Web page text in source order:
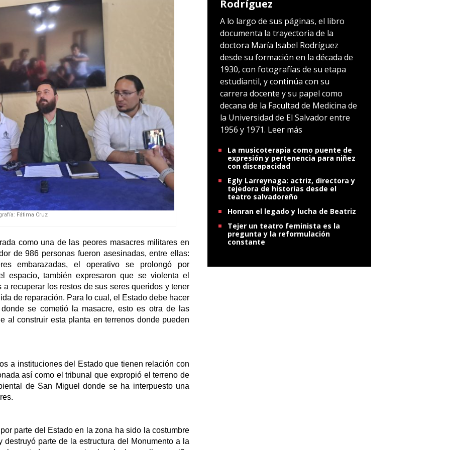
Fátima Cruz
como una de las peores masacres militares en
de 986 personas fueron asesinadas, entre ellas:
embarazadas, el operativo se prolongó por
espacio, también expresaron que se violenta el
recuperar los restos de sus seres queridos y tener
de reparación. Para lo cual, el Estado debe hacer
se cometió la masacre, esto es otra de las
al construir esta planta en terrenos donde pueden
a instituciones del Estado que tienen relación con
así como el tribunal que expropió el terreno de
de San Miguel donde se ha interpuesto una
parte del Estado en la zona ha sido la costumbre
parte de la estructura del Monumento a la
Rodríguez
A lo largo de sus páginas, el libro
documenta la trayectoria de la
doctora María Isabel Rodríguez
desde su formación en la década de
1930, con fotografías de su etapa
estudiantil, y continúa con su
carrera docente y su papel como
decana de la Facultad de Medicina de
la Universidad de El Salvador entre
1956 y 1971. Leer más
La musicoterapia como puente de
expresión y pertenencia para niñez
con discapacidad
Egly Larreynaga: actriz, directora y
tejedora de historias desde el
teatro salvadoreño
Honran el legado y lucha de Beatriz
Tejer un teatro feminista es la
pregunta y la reformulación
constante